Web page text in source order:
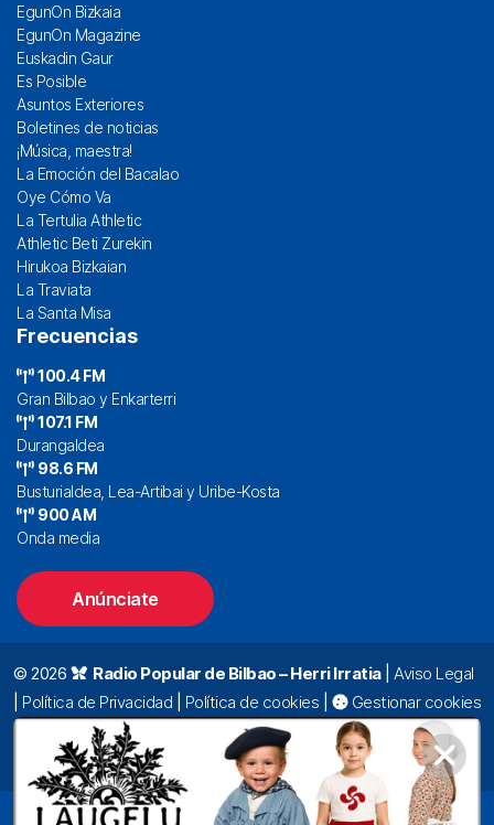
EgunOn Bizkaia
EgunOn Magazine
Euskadin Gaur
Es Posible
Asuntos Exteriores
Boletines de noticias
¡Música, maestra!
La Emoción del Bacalao
Oye Cómo Va
La Tertulia Athletic
Athletic Beti Zurekin
Hirukoa Bizkaian
La Traviata
La Santa Misa
Frecuencias
100.4 FM
Gran Bilbao y Enkarterri
107.1 FM
Durangaldea
98.6 FM
Busturialdea, Lea-Artibai y Uribe-Kosta
900 AM
Onda media
Anúnciate
© 2026 Radio Popular de Bilbao – Herri Irratia| Aviso Legal
Política de Privacidad Política de cookies
Gestionar cookies
Alda. Mazarredo, 47 – 7º 48009 Bilbao |
94 423 92 00|
oyentes@radiopopular.com